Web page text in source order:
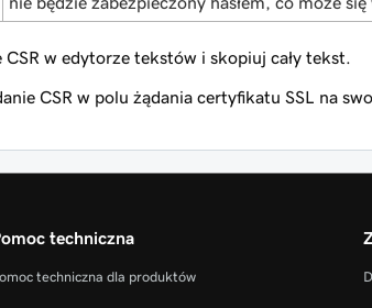
w edytorze tekstów i skopiuj cały tekst.
CSR w polu żądania certyfikatu SSL na
techniczna
techniczna dla produktów